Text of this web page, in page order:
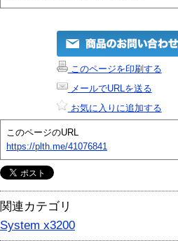
このページを印刷する
メールでURLを送る
お気に入りに追加する
このページのURL
https://plth.me/41076841
関連カテゴリ
System x3200